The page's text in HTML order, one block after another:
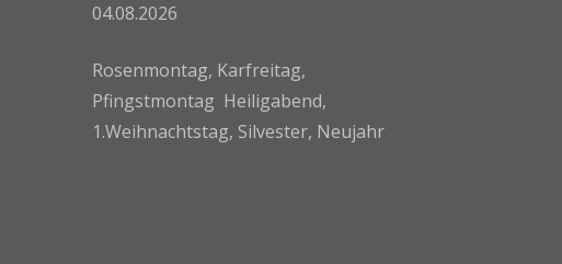
04.08.2026
Rosenmontag, Karfreitag,
Pfingstmontag Heiligabend,
1.Weihnachtstag, Silvester, Neujahr